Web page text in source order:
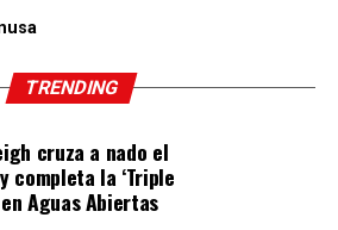
TRENDING
cruza a nado el
completa la ‘Triple
Aguas Abiertas